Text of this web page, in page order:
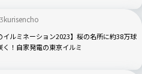
kurisencho
イルミネーション2023】桜の名所に約38万球
く！自家発電の東京イルミ